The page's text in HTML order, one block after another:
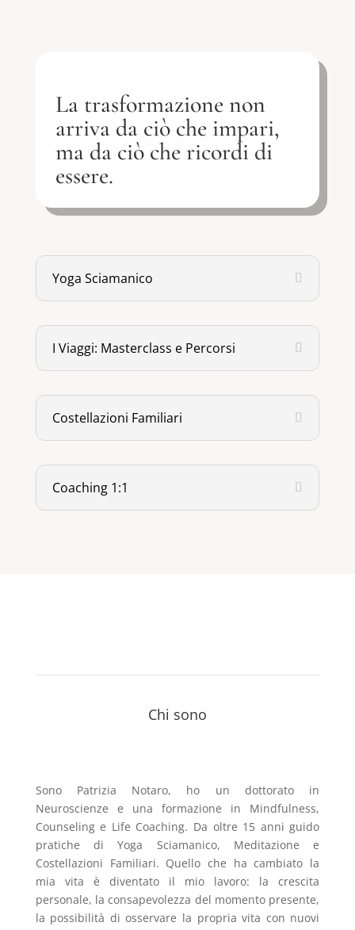
La trasformazione non
arriva da ciò che impari,
ma da ciò che ricordi di
essere.
Yoga Sciamanico
I Viaggi: Masterclass e Percorsi
Costellazioni Familiari
Coaching 1:1
Chi sono
Sono Patrizia Notaro, ho un dottorato in
Neuroscienze e una formazione in Mindfulness,
Counseling e Life Coaching. Da oltre 15 anni guido
pratiche di Yoga Sciamanico, Meditazione e
Costellazioni Familiari. Quello che ha cambiato la
mia vita è diventato il mio lavoro: la crescita
personale, la consapevolezza del momento presente,
la possibilità di osservare la propria vita con nuovi